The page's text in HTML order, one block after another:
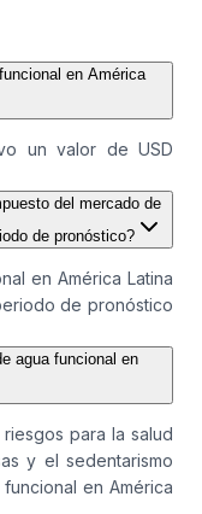
en América
un valor de USD
del mercado de
de pronóstico?
en América Latina
de pronóstico
agua funcional en
para la salud
y el sedentarismo
en América